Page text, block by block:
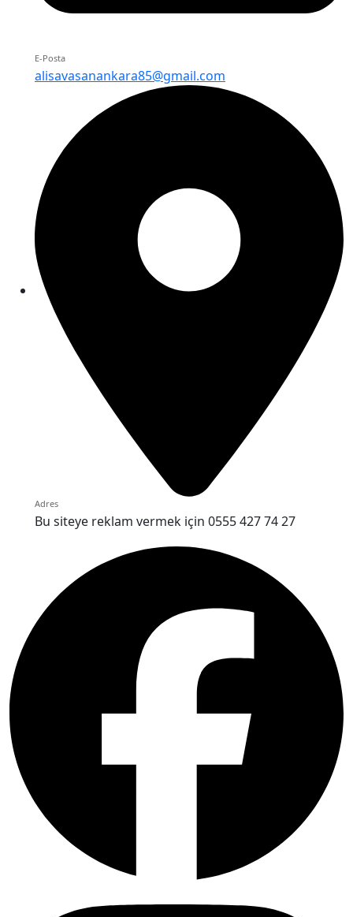
E-Posta
alisavasanankara85@gmail.com
Adres
Bu siteye reklam vermek için 0555 427 74 27